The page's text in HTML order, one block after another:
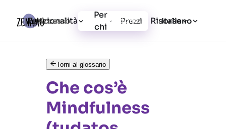
Funzionalità
Per
chi
Prezzi Risorse
Accesso Registrazione Italiano
Torni al glossario
Che cos’è
Mindfulness